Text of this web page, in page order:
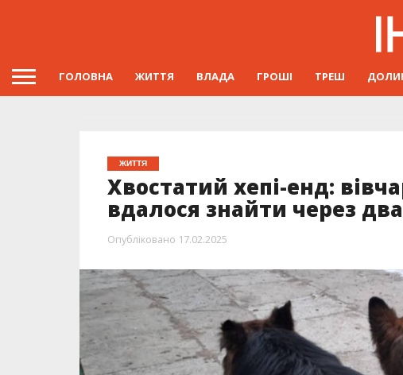
ГОЛОВНА ЖИТТЯ ВЛАДА ГРОШІ ТРЕШ
ЖИТТЯ
Хвостатий хепі-енд:
вдалося знайти через
Опубліковано 17.02.2025